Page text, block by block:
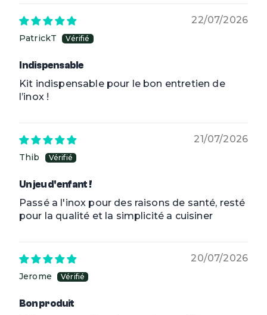
22/07/2026
PatrickT
Indispensable
Kit indispensable pour le bon entretien de
l’inox !
21/07/2026
Thib
Un jeu d'enfant !
Passé a l'inox pour des raisons de santé, resté
pour la qualité et la simplicité a cuisiner
20/07/2026
Jerome
Bon produit